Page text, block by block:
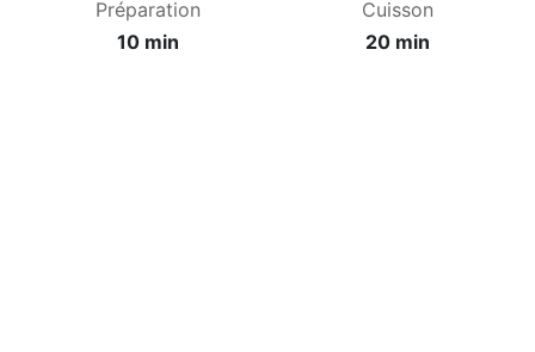
Préparation
10 min
Cuisson
20 min